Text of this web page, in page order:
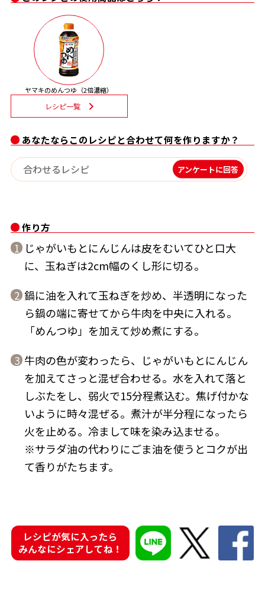
楽チン屋®
新鮮一番 『氷熟®』
『踊り節』
鰹節屋の
だしパック
レシピ特設サイト
割烹白だしレシピ特集
だし巻き卵特集
ヤマキのめんつゆ（2倍濃縮）
レシピ一覧
あなたならこのレシピと合わせて何を作りますか？
アンケートに回答
作り方
1 じゃがいもとにんじんは皮をむいてひと口大
に、玉ねぎは2cm幅のくし形に切る。
2 鍋に油を入れて玉ねぎを炒め、半透明になった
ら鍋の端に寄せてから牛肉を中央に入れる。
「めんつゆ」を加えて炒め煮にする。
3 牛肉の色が変わったら、じゃがいもとにんじん
を加えてさっと混ぜ合わせる。水を入れて落と
しぶたをし、弱火で15分程煮込む。焦げ付かな
いように時々混ぜる。煮汁が半分程になったら
火を止める。冷まして味を染み込ませる。
※サラダ油の代わりにごま油を使うとコクが出
て香りがたちます。
レシピが気に入ったら
みんなにシェアしてね！